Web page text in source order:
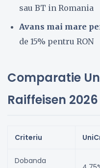
sau BT in Romania
Avans mai mare
de 15% pentru RON
Comparatie
Raiffeisen 2026
Criteriu
Dobanda